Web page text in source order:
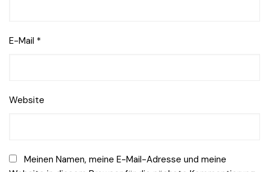
E-Mail *
Website
Meinen Namen, meine E-Mail-Adresse und meine